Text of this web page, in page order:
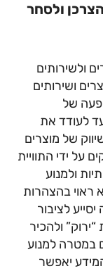
ולסחר
ולשירותים
ושירותים
של
לעודד את
של מוצרים
על ידי התוויית
ולמנוע
ראוי בהצהרות
לציבור
ולהכיר
במטרה למנוע
יאפשר